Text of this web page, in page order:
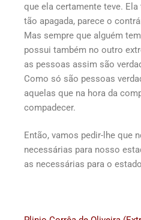
que ela certamente teve.
tão apagada, parece o
Mas sempre que alguém
possui também no outro
as pessoas assim são
Como só são pessoas
aquelas que na hora da
compadecer.
Então, vamos pedir-lhe que
necessárias para nosso
as necessárias para o